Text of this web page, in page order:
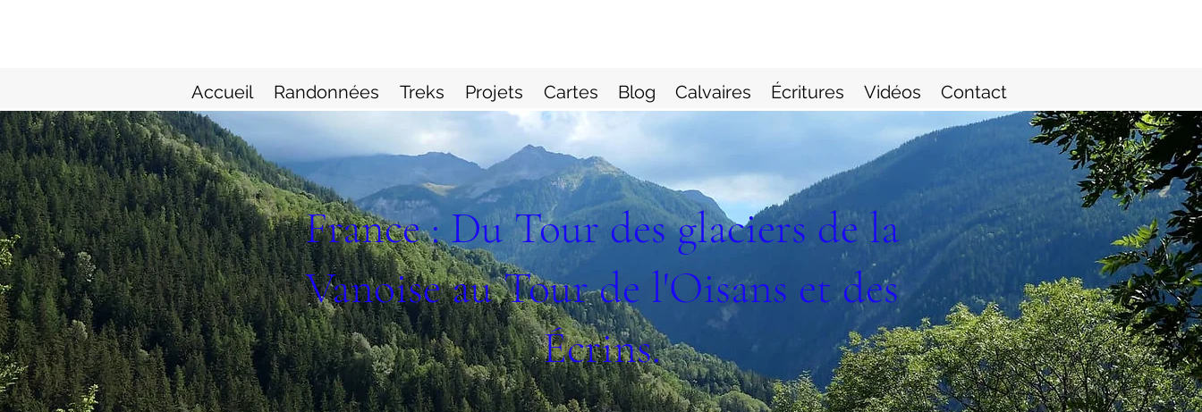
Accueil Randonnées Treks Projets Cartes Blog Calvaires Écritures Vidéos Contact
France : Du Tour des glaciers de la
Vanoise au Tour de l'Oisans et des
Écrins.